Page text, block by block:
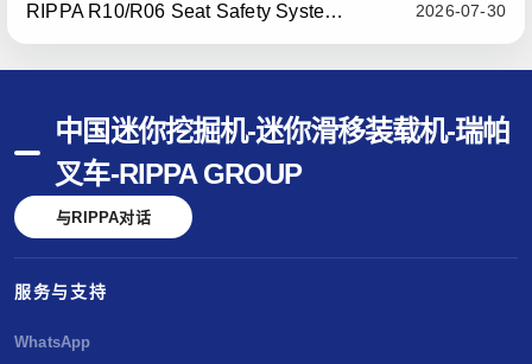
2026-07-30
RIPPA R10/R06 Seat Safety System Upgrade — Effective July 22, 2026
中国迷你挖掘机-迷你滑移装载机-瑞帕
叉车-RIPPA GROUP
与RIPPA对话
服务与支持
WhatsApp